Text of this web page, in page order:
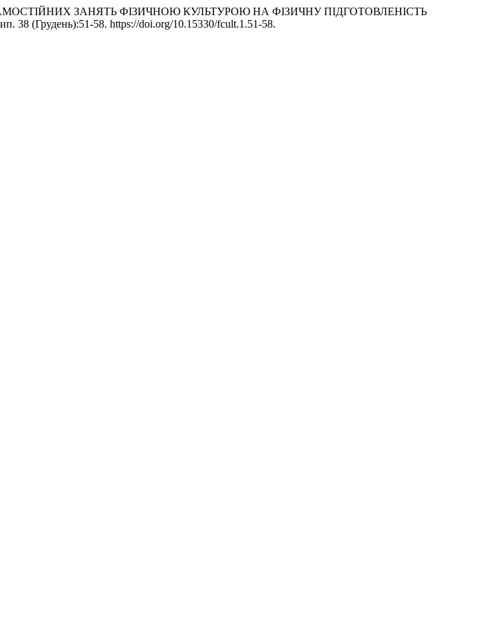
САМОСТІЙНИХ ЗАНЯТЬ ФІЗИЧНОЮ КУЛЬТУРОЮ НА ФІЗИЧНУ ПІДГОТОВЛЕНІСТЬ
38 (Грудень):51-58. https://doi.org/10.15330/fcult.1.51-58.